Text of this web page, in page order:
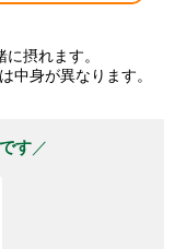
摂れます。
中身が異なります。
す